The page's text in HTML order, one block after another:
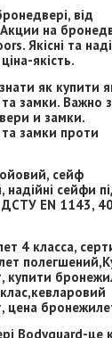
від
на
Якісні та
якість.
як купити
замки. Важно
и замки.
замки проти
сейф
надійні сейфи
EN 1143,
4 класса,
купити
цена
Bodyguard-це